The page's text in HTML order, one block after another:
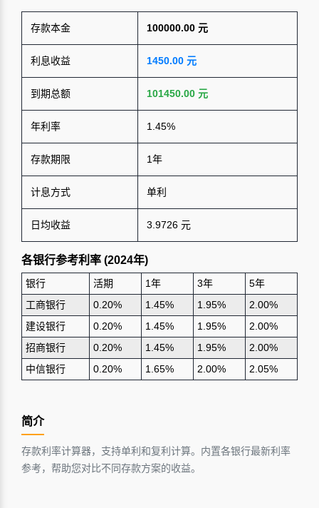
存款本金 100000.00 元
利息收益 1450.00 元
到期总额 101450.00 元
年利率 1.45%
存款期限 1年
计息方式 单利
日均收益 3.9726 元
各银行参考利率 (2024年)
银行 活期 1年 3年
5年
工商银行
0.20% 1.45% 1.95%
2.00%
建设银行
0.20% 1.45% 1.95%
2.00%
招商银行
0.20% 1.45% 1.95%
2.00%
中信银行
0.20% 1.65% 2.00% 2.05%
简介
存款利率计算器，支持单利和复利计算。内置各银行最新利率
参考，帮助您对比不同存款方案的收益。